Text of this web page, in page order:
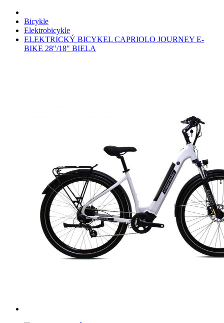
Bicykle
Elektrobicykle
ELEKTRICKÝ BICYKEL CAPRIOLO JOURNEY E-
BIKE 28"/18" BIELA